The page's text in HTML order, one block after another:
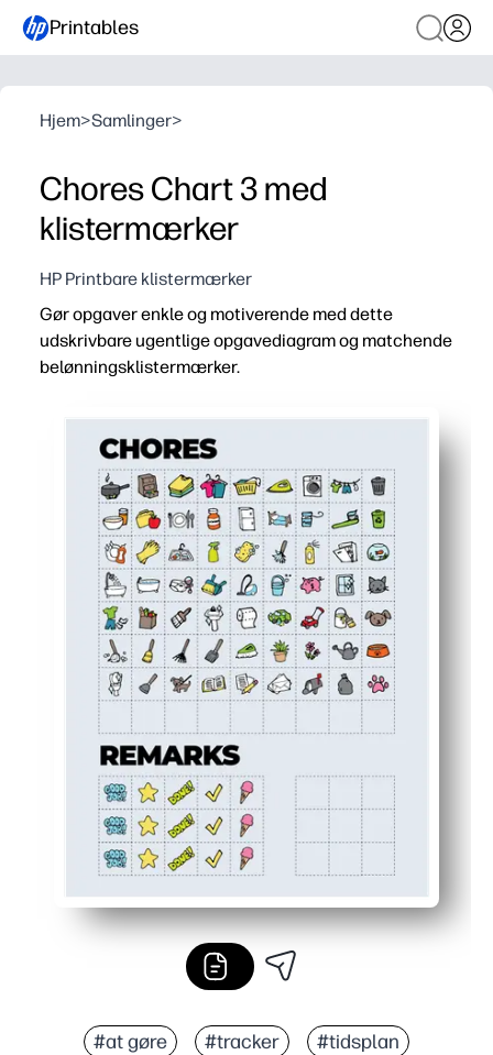
Printables
Hjem>Samlinger>
Chores Chart 3 med
klistermærker
HP Printbare klistermærker
Gør opgaver enkle og motiverende med dette
udskrivbare ugentlige opgavediagram og matchende
belønningsklistermærker.
Opsætning uden forberedelse - du skal bare udskrive,
Holder børnene engagerede - farverige ikoner
Bygger konsekvente rutiner - et klart ugentligt gitter
Sporer fremskridt og ros - brug notesektionen til dine
#at gøre #tracker #tidsplan